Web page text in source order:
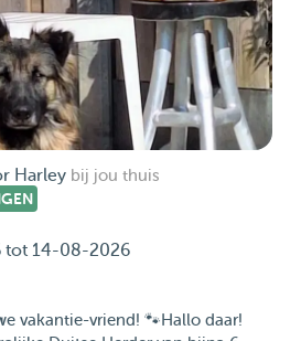
Harley bij jou thuis
tot 14-08-2026
vakantie-vriend! 🐾 ​Hallo daar!